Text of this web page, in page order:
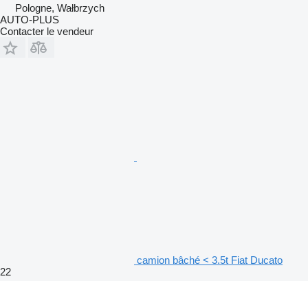
Pologne, Wałbrzych
AUTO-PLUS
Contacter le vendeur
camion bâché < 3.5t Fiat Ducato
22